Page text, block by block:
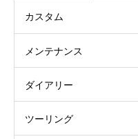
カスタム
メンテナンス
ダイアリー
ツーリング